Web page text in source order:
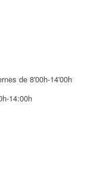
de 8'00h-14'00h
14:00h